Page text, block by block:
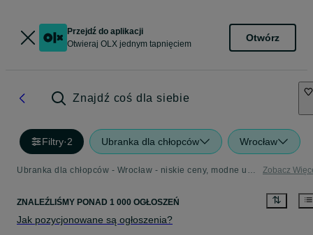
Przejdź do aplikacji
Otwieraj OLX jednym tapnięciem
Otwórz
Znajdź coś dla siebie
Filtry·2 Ubranka dla chłopców Wrocław
Ubranka dla chłopców - Wrocław - niskie ceny, modne ubranka w kategorii Dla Dzieci Zobacz
ZNALEŹLIŚMY PONAD 1 000 OGŁOSZEŃ
Jak pozycjonowane są ogłoszenia?